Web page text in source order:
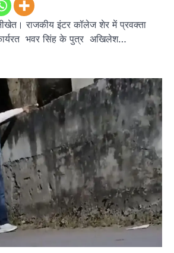
राजकीय इंटर कॉलेज शेर में प्रवक्ता
भवर सिंह के पुत्र अखिलेश…